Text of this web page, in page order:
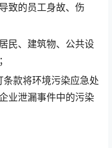
致的员工身故、伤
民、建筑物、公共设
款将环境污染应急处
业泄漏事件中的污染